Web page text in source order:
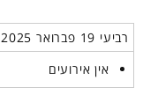
רביעי 19 פברואר 2025
אין אירועים